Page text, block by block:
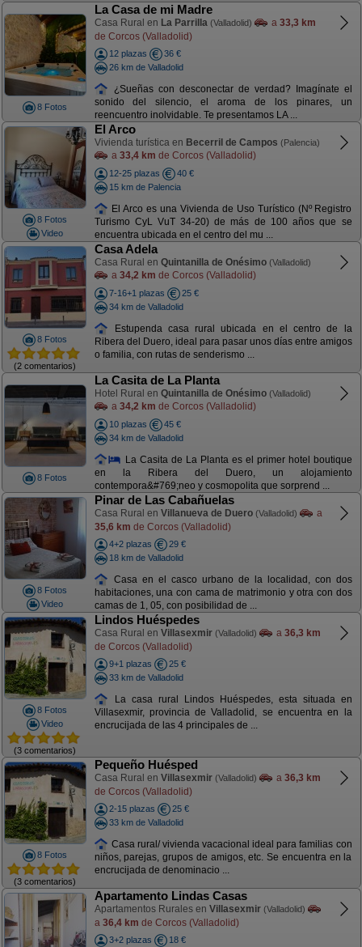
8 Fotos
La Casa de mi Madre
Casa Rural en La Parrilla (Valladolid) a 33,3 km
de Corcos (Valladolid)
12 plazas
36 €
26 km de Valladolid
¿Sueñas con desconectar de verdad? Imagínate el
sonido del silencio, el aroma de los pinares, un
reencuentro inolvidable. Te presentamos LA ...
8 Fotos
Video
El Arco
Vivienda turística en Becerril de Campos (Palencia)
a 33,4 km de Corcos (Valladolid)
12-25 plazas
40 €
15 km de Palencia
El Arco es una Vivienda de Uso Turístico (Nº Registro
Turismo CyL VuT 34-20) de más de 100 años que se
encuentra ubicada en el centro del mu ...
8 Fotos
(2 comentarios)
Casa Adela
Casa Rural en Quintanilla de Onésimo (Valladolid)
a 34,2 km de Corcos (Valladolid)
7-16+1 plazas
25 €
34 km de Valladolid
Estupenda casa rural ubicada en el centro de la
Ribera del Duero, ideal para pasar unos días entre amigos
o familia, con rutas de senderismo ...
8 Fotos
La Casita de La Planta
Hotel Rural en Quintanilla de Onésimo (Valladolid)
a 34,2 km de Corcos (Valladolid)
10 plazas
45 €
34 km de Valladolid
La Casita de La Planta es el primer hotel boutique
en la Ribera del Duero, un alojamiento
contempora&#769;neo y cosmopolita que sorprend ...
8 Fotos
Video
Pinar de Las Cabañuelas
Casa Rural en Villanueva de Duero (Valladolid)
a
35,6 km de Corcos (Valladolid)
4+2 plazas
29 €
18 km de Valladolid
Casa en el casco urbano de la localidad, con dos
habitaciones, una con cama de matrimonio y otra con dos
camas de 1, 05, con posibilidad de ...
8 Fotos
Video
(3 comentarios)
Lindos Huéspedes
Casa Rural en Villasexmir (Valladolid) a 36,3 km
de Corcos (Valladolid)
9+1 plazas
25 €
33 km de Valladolid
La casa rural Lindos Huéspedes, esta situada en
Villasexmir, provincia de Valladolid, se encuentra en la
encrucijada de las 4 principales de ...
8 Fotos
(3 comentarios)
Pequeño Huésped
Casa Rural en Villasexmir (Valladolid) a 36,3 km
de Corcos (Valladolid)
2-15 plazas
25 €
33 km de Valladolid
Casa rural/ vivienda vacacional ideal para familias con
niños, parejas, grupos de amigos, etc. Se encuentra en la
encrucijada de denominacio ...
Apartamento Lindas Casas
Apartamentos Rurales en Villasexmir (Valladolid)
a 36,4 km de Corcos (Valladolid)
3+2 plazas
18 €